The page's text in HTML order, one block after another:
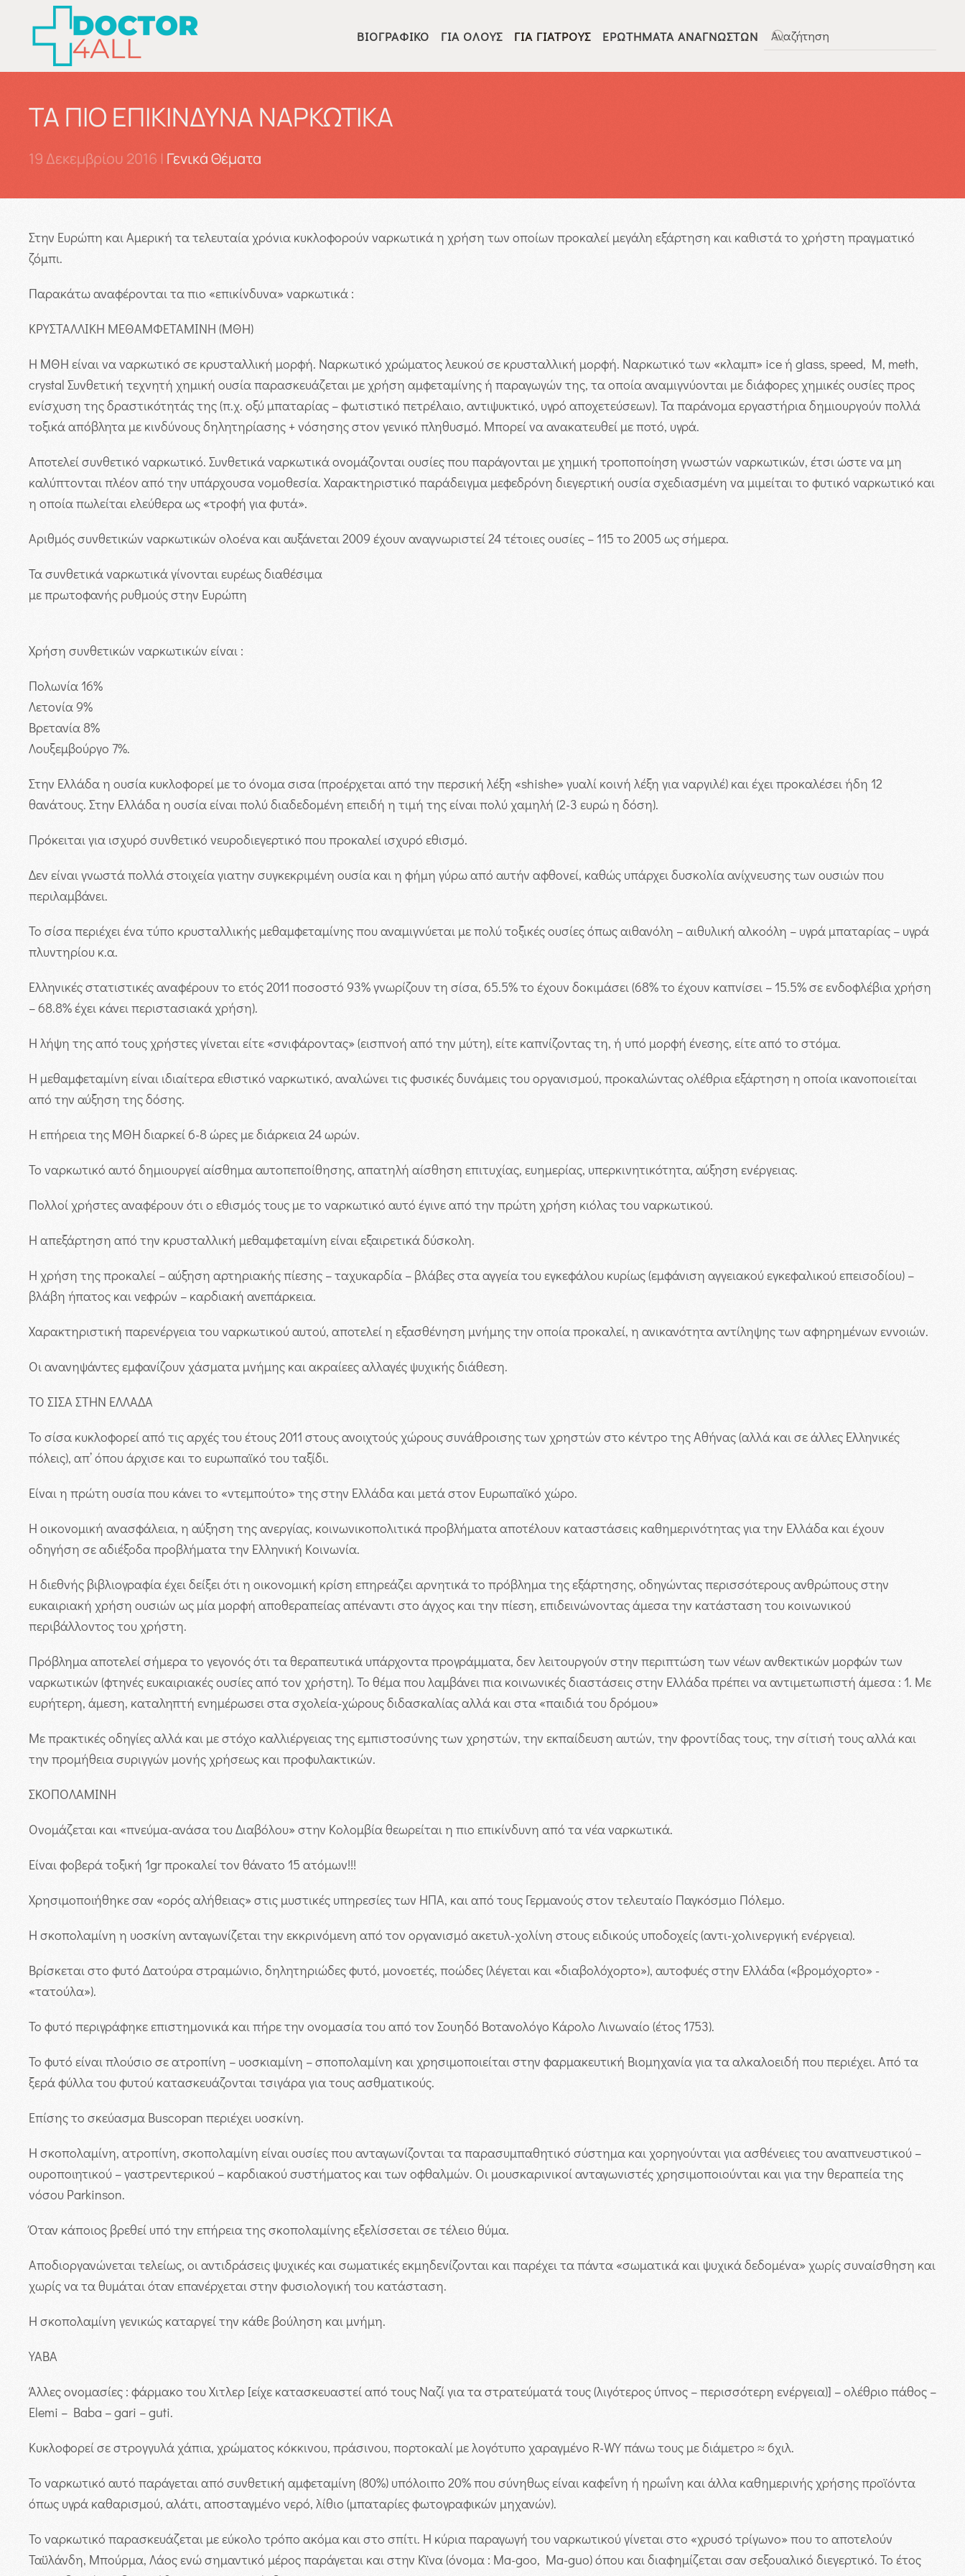
Skip to main content ΒΙΟΓΡΑΦΙΚΌ ΓΙΑ ΌΛΟΥΣ ΓΙΑ ΓΙΑΤΡΟΎΣ
ΕΡΩΤΉΜΑΤΑ ΑΝΑΓΝΩΣΤΏΝ
ΤΑ ΠΙΟ ΕΠΙΚΙΝΔΥΝΑ ΝΑΡΚΩΤΙΚΑ
19 Δεκεμβρίου 2016 | Γενικά Θέματα
Στην Ευρώπη και Αμερική τα τελευταία χρόνια κυκλοφορούν ναρκωτικά η χρήση των οποίων προκαλεί μεγάλη εξάρτηση και καθιστά το χρήστη πραγματικό
ζόμπι.
Παρακάτω αναφέρονται τα πιο «επικίνδυνα» ναρκωτικά :
ΚΡΥΣΤΑΛΛΙΚΗ ΜΕΘΑΜΦΕΤΑΜΙΝΗ (ΜΘΗ)
Η ΜΘΗ είναι να ναρκωτικό σε κρυσταλλική μορφή. Ναρκωτικό χρώματος λευκού σε κρυσταλλική μορφή. Ναρκωτικό των «κλαμπ» ice ή glass, speed, M, meth,
crystal Συνθετική τεχνητή χημική ουσία παρασκευάζεται με χρήση αμφεταμίνης ή παραγωγών της, τα οποία αναμιγνύονται με διάφορες χημικές ουσίες προς
ενίσχυση της δραστικότητάς της (π.χ. οξύ μπαταρίας – φωτιστικό πετρέλαιο, αντιψυκτικό, υγρό αποχετεύσεων). Τα παράνομα εργαστήρια δημιουργούν πολλά
τοξικά απόβλητα με κινδύνους δηλητηρίασης + νόσησης στον γενικό πληθυσμό. Μπορεί να ανακατευθεί με ποτό, υγρά.
Αποτελεί συνθετικό ναρκωτικό. Συνθετικά ναρκωτικά ονομάζονται ουσίες που παράγονται με χημική τροποποίηση γνωστών ναρκωτικών, έτσι ώστε να μη
καλύπτονται πλέον από την υπάρχουσα νομοθεσία. Χαρακτηριστικό παράδειγμα μεφεδρόνη διεγερτική ουσία σχεδιασμένη να μιμείται το φυτικό ναρκωτικό και
η οποία πωλείται ελεύθερα ως «τροφή για φυτά».
Αριθμός συνθετικών ναρκωτικών ολοένα και αυξάνεται 2009 έχουν αναγνωριστεί 24 τέτοιες ουσίες – 115 το 2005 ως σήμερα.
Τα συνθετικά ναρκωτικά γίνονται ευρέως διαθέσιμα
με πρωτοφανής ρυθμούς στην Ευρώπη
Χρήση συνθετικών ναρκωτικών είναι :
Πολωνία 16%
Λετονία 9%
Βρετανία 8%
Λουξεμβούργο 7%.
Στην Ελλάδα η ουσία κυκλοφορεί με το όνομα σισα (προέρχεται από την περσική λέξη «shishe» γυαλί κοινή λέξη για ναργιλέ) και έχει προκαλέσει ήδη 12
θανάτους. Στην Ελλάδα η ουσία είναι πολύ διαδεδομένη επειδή η τιμή της είναι πολύ χαμηλή (2-3 ευρώ η δόση).
Πρόκειται για ισχυρό συνθετικό νευροδιεγερτικό που προκαλεί ισχυρό εθισμό.
Δεν είναι γνωστά πολλά στοιχεία γιατην συγκεκριμένη ουσία και η φήμη γύρω από αυτήν αφθονεί, καθώς υπάρχει δυσκολία ανίχνευσης των ουσιών που
περιλαμβάνει.
Το σίσα περιέχει ένα τύπο κρυσταλλικής μεθαμφεταμίνης που αναμιγνύεται με πολύ τοξικές ουσίες όπως αιθανόλη – αιθυλική αλκοόλη – υγρά μπαταρίας – υγρά
πλυντηρίου κ.α.
Ελληνικές στατιστικές αναφέρουν το ετός 2011 ποσοστό 93% γνωρίζουν τη σίσα, 65.5% το έχουν δοκιμάσει (68% το έχουν καπνίσει – 15.5% σε ενδοφλέβια χρήση
– 68.8% έχει κάνει περιστασιακά χρήση).
Η λήψη της από τους χρήστες γίνεται είτε «σνιφάροντας» (εισπνοή από την μύτη), είτε καπνίζοντας τη, ή υπό μορφή ένεσης, είτε από το στόμα.
Η μεθαμφεταμίνη είναι ιδιαίτερα εθιστικό ναρκωτικό, αναλώνει τις φυσικές δυνάμεις του οργανισμού, προκαλώντας ολέθρια εξάρτηση η οποία ικανοποιείται
από την αύξηση της δόσης.
Η επήρεια της ΜΘΗ διαρκεί 6-8 ώρες με διάρκεια 24 ωρών.
Το ναρκωτικό αυτό δημιουργεί αίσθημα αυτοπεποίθησης, απατηλή αίσθηση επιτυχίας, ευημερίας, υπερκινητικότητα, αύξηση ενέργειας.
Πολλοί χρήστες αναφέρουν ότι ο εθισμός τους με το ναρκωτικό αυτό έγινε από την πρώτη χρήση κιόλας του ναρκωτικού.
Η απεξάρτηση από την κρυσταλλική μεθαμφεταμίνη είναι εξαιρετικά δύσκολη.
Η χρήση της προκαλεί – αύξηση αρτηριακής πίεσης – ταχυκαρδία – βλάβες στα αγγεία του εγκεφάλου κυρίως (εμφάνιση αγγειακού εγκεφαλικού επεισοδίου) –
βλάβη ήπατος και νεφρών – καρδιακή ανεπάρκεια.
Χαρακτηριστική παρενέργεια του ναρκωτικού αυτού, αποτελεί η εξασθένηση μνήμης την οποία προκαλεί, η ανικανότητα αντίληψης των αφηρημένων εννοιών.
Οι ανανηψάντες εμφανίζουν χάσματα μνήμης και ακραίεες αλλαγές ψυχικής διάθεση.
ΤΟ ΣΙΣΑ ΣΤΗΝ ΕΛΛΑΔΑ
Το σίσα κυκλοφορεί από τις αρχές του έτους 2011 στους ανοιχτούς χώρους συνάθροισης των χρηστών στο κέντρο της Αθήνας (αλλά και σε άλλες Ελληνικές
πόλεις), απ’ όπου άρχισε και το ευρωπαϊκό του ταξίδι.
Είναι η πρώτη ουσία που κάνει το «ντεμπούτο» της στην Ελλάδα και μετά στον Ευρωπαϊκό χώρο.
Η οικονομική ανασφάλεια, η αύξηση της ανεργίας, κοινωνικοπολιτικά προβλήματα αποτέλουν καταστάσεις καθημερινότητας για την Ελλάδα και έχουν
οδηγήση σε αδιέξοδα προβλήματα την Ελληνική Κοινωνία.
Η διεθνής βιβλιογραφία έχει δείξει ότι η οικονομική κρίση επηρεάζει αρνητικά το πρόβλημα της εξάρτησης, οδηγώντας περισσότερους ανθρώπους στην
ευκαιριακή χρήση ουσιών ως μία μορφή αποθεραπείας απέναντι στο άγχος και την πίεση, επιδεινώνοντας άμεσα την κατάσταση του κοινωνικού
περιβάλλοντος του χρήστη.
Πρόβλημα αποτελεί σήμερα το γεγονός ότι τα θεραπευτικά υπάρχοντα προγράμματα, δεν λειτουργούν στην περιπτώση των νέων ανθεκτικών μορφών των
ναρκωτικών (φτηνές ευκαιριακές ουσίες από τον χρήστη). Το θέμα που λαμβάνει πια κοινωνικές διαστάσεις στην Ελλάδα πρέπει να αντιμετωπιστή άμεσα : 1. Με
ευρήτερη, άμεση, καταληπτή ενημέρωσει στα σχολεία-χώρους διδασκαλίας αλλά και στα «παιδιά του δρόμου»
Με πρακτικές οδηγίες αλλά και με στόχο καλλιέργειας της εμπιστοσύνης των χρηστών, την εκπαίδευση αυτών, την φροντίδας τους, την σίτισή τους αλλά και
την προμήθεια συριγγών μονής χρήσεως και προφυλακτικών.
ΣΚΟΠΟΛΑΜΙΝΗ
Ονομάζεται και «πνεύμα-ανάσα του Διαβόλου» στην Κολομβία θεωρείται η πιο επικίνδυνη από τα νέα ναρκωτικά.
Είναι φοβερά τοξική 1gr προκαλεί τον θάνατο 15 ατόμων!!!
Χρησιμοποιήθηκε σαν «ορός αλήθειας» στις μυστικές υπηρεσίες των ΗΠΑ, και από τους Γερμανούς στον τελευταίο Παγκόσμιο Πόλεμο.
Η σκοπολαμίνη η υοσκίνη ανταγωνίζεται την εκκρινόμενη από τον οργανισμό ακετυλ-χολίνη στους ειδικούς υποδοχείς (αντι-χολινεργική ενέργεια).
Βρίσκεται στο φυτό Δατούρα στραμώνιο, δηλητηριώδες φυτό, μονοετές, ποώδες (λέγεται και «διαβολόχορτο»), αυτοφυές στην Ελλάδα («βρομόχορτο» -
«τατούλα»).
Το φυτό περιγράφηκε επιστημονικά και πήρε την ονομασία του από τον Σουηδό Βοτανολόγο Κάρολο Λινωναίο (έτος 1753).
Το φυτό είναι πλούσιο σε ατροπίνη – υοσκιαμίνη – σποπολαμίνη και χρησιμοποιείται στην φαρμακευτική Βιομηχανία για τα αλκαλοειδή που περιέχει. Από τα
ξερά φύλλα του φυτού κατασκευάζονται τσιγάρα για τους ασθματικούς.
Επίσης το σκεύασμα Buscopan περιέχει υοσκίνη.
Η σκοπολαμίνη, ατροπίνη, σκοπολαμίνη είναι ουσίες που ανταγωνίζονται τα παρασυμπαθητικό σύστημα και χορηγούνται για ασθένειες του αναπνευστικού –
ουροποιητικού – γαστρεντερικού – καρδιακού συστήματος και των οφθαλμών. Οι μουσκαρινικοί ανταγωνιστές χρησιμοποιούνται και για την θεραπεία της
νόσου Parkinson.
Όταν κάποιος βρεθεί υπό την επήρεια της σκοπολαμίνης εξελίσσεται σε τέλειο θύμα.
Αποδιοργανώνεται τελείως, οι αντιδράσεις ψυχικές και σωματικές εκμηδενίζονται και παρέχει τα πάντα «σωματικά και ψυχικά δεδομένα» χωρίς συναίσθηση και
χωρίς να τα θυμάται όταν επανέρχεται στην φυσιολογική του κατάσταση.
Η σκοπολαμίνη γενικώς καταργεί την κάθε βούληση και μνήμη.
YABA
Άλλες ονομασίες : φάρμακο του Χιτλερ [είχε κατασκευαστεί από τους Ναζί για τα στρατεύματά τους (λιγότερος ύπνος – περισσότερη ενέργεια)] – ολέθριο πάθος –
Elemi – Baba – gari – guti.
Κυκλοφορεί σε στρογγυλά χάπια, χρώματος κόκκινου, πράσινου, πορτοκαλί με λογότυπο χαραγμένο R-WY πάνω τους με διάμετρο ≈ 6χιλ.
Το ναρκωτικό αυτό παράγεται από συνθετική αμφεταμίνη (80%) υπόλοιπο 20% που σύνηθως είναι καφεḯνη ή ηρωḯνη και άλλα καθημερινής χρήσης προϊόντα
όπως υγρά καθαρισμού, αλάτι, αποσταγμένο νερό, λίθιο (μπαταρίες φωτογραφικών μηχανών).
Το ναρκωτικό παρασκευάζεται με εύκολο τρόπο ακόμα και στο σπίτι. Η κύρια παραγωγή του ναρκωτικού γίνεται στο «χρυσό τρίγωνο» που το αποτελούν
Ταϋλάνδη, Μπούρμα, Λάος ενώ σημαντικό μέρος παράγεται και στην Κϊνα (όνομα : Ma-goo, Ma-guo) όπου και διαφημίζεται σαν σεξουαλικό διεγερτικό. Το έτος